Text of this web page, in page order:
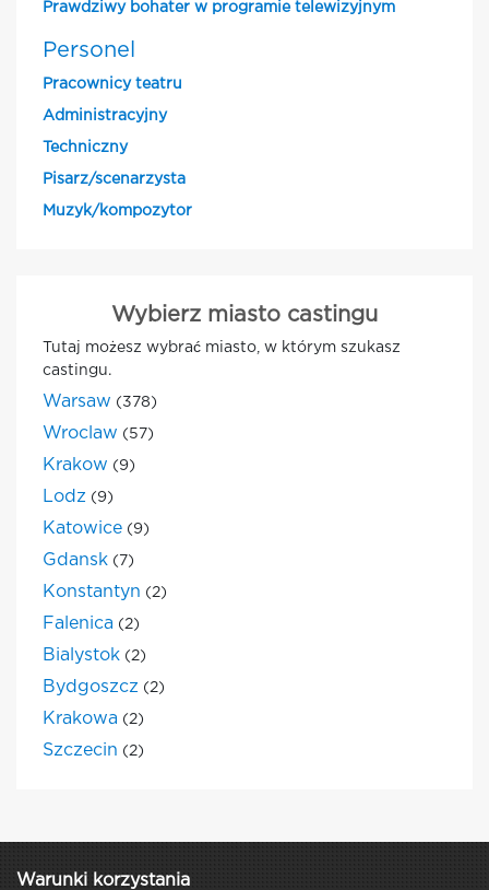
Prawdziwy bohater w programie telewizyjnym
Personel
Pracownicy teatru
Administracyjny
Techniczny
Pisarz/scenarzysta
Muzyk/kompozytor
Wybierz miasto castingu
Tutaj możesz wybrać miasto, w którym szukasz
castingu.
Warsaw (378)
Wroclaw (57)
Krakow (9)
Lodz (9)
Katowice (9)
Gdansk (7)
Konstantyn (2)
Falenica (2)
Bialystok (2)
Bydgoszcz (2)
Krakowa (2)
Szczecin (2)
Warunki korzystania